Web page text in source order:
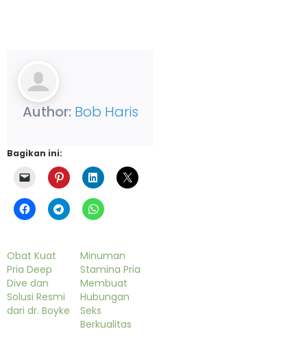
Author: Bob Haris
Bagikan ini:
Obat Kuat
Pria Deep
Dive dan
Solusi Resmi
dari dr. Boyke
Minuman
Stamina Pria
Membuat
Hubungan
Seks
Berkualitas